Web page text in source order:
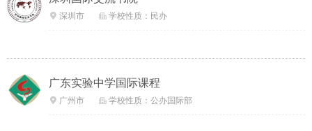
 深圳市  学校性质：民办
广东实验中学国际课程
 广州市  学校性质：公办国际部